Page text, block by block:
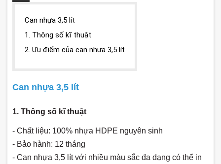
Can nhựa 3,5 lít
1. Thông số kĩ thuật
2. Ưu điểm của can nhựa 3,5 lít
Can nhựa 3,5 lít
1. Thông số kĩ thuật
- Chất liệu: 100% nhựa HDPE nguyên sinh
- Bảo hành: 12 tháng
- Can nhựa 3,5 lít với nhiều màu sắc đa dạng có thể in